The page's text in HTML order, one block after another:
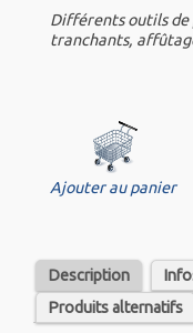
Différents outils de
tranchants,
Ajouter au panier
Description
Produits alternatifs